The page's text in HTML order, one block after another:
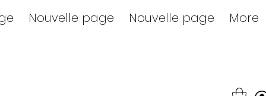
Nouvelle page Nouvelle page More